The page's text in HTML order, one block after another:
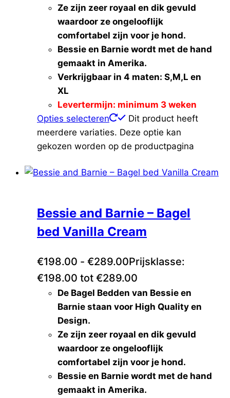
Trilly tutti Brilli(0)
Beads by Cheyenne(0)
Burley(0)
Cemaro(0)
Croozer(0)
Easy Pet(0)
Fifi's Dog Fashion
FurRéal(0)
Katoos(0)
Missogno (0)
Natural Greatness(0)
Thule(0)
Ze zijn zeer royaal en dik gevuld
waardoor ze ongelooflijk
comfortabel zijn voor je hond.
Bessie en Barnie wordt met de hand
gemaakt in Amerika.
Verkrijgbaar in 4 maten: S,M,L en
XL
Levertermijn: minimum 3 weken
Opties selecteren
Dit product heeft
meerdere variaties. Deze optie kan
gekozen worden op de productpagina
Bessie and Barnie – Bagel
bed Vanilla Cream
€198.00 - €289.00Prijsklasse:
€198.00 tot €289.00
De Bagel Bedden van Bessie en
Barnie staan voor High Quality en
Design.
Ze zijn zeer royaal en dik gevuld
waardoor ze ongelooflijk
comfortabel zijn voor je hond.
Bessie en Barnie wordt met de hand
gemaakt in Amerika.